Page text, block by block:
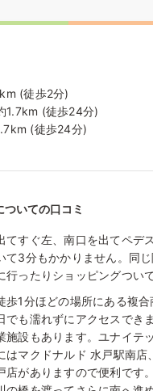
(徒歩2分)
1.7km (徒歩24分)
(徒歩24分)
ついての口コミ
てすぐ左、南口を出てペデ
て3分もかかりません。同
行ったりショッピングつい
歩1分ほどの場所にある複
でも濡れずにアクセスでき
施設もあります。ユナイテ
はマクドナルド 水戸駅南
店がありますので便利です